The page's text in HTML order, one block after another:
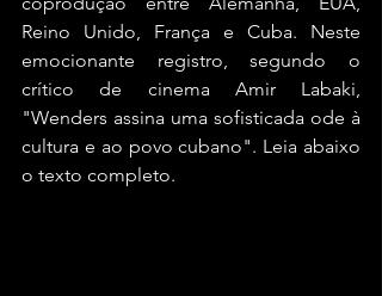
Reino Unido, França e Cuba. Neste
emocionante registro, segundo o
crítico de cinema Amir Labaki,
"Wenders assina uma sofisticada ode à
cultura e ao povo cubano". Leia abaixo
o texto completo.